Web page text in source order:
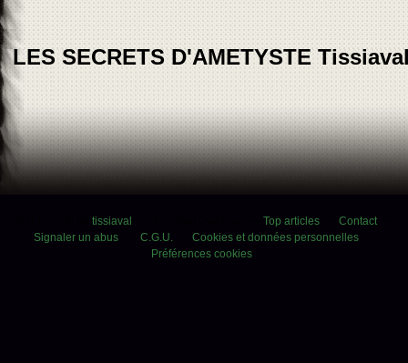
LES SECRETS D'AMETYSTE
tissiaval Top articles
Contact
Signaler un abus
C.G.U.
Cookies et données personnelles
Préférences cookies